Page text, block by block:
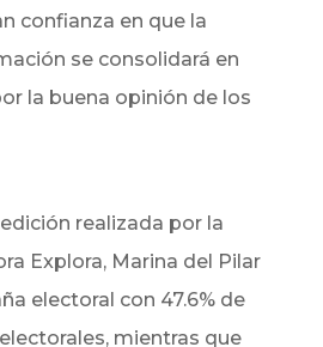
confianza en que la
se consolidará en
la buena opinión de los
realizada por la
Explora, Marina del Pilar
electoral con 47.6% de
mientras que